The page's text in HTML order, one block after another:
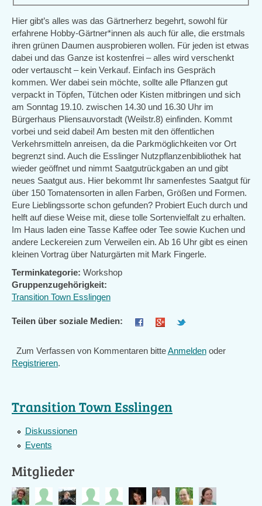
Hier gibt’s alles was das Gärtnerherz begehrt, sowohl für
erfahrene Hobby-Gärtner*innen als auch für alle, die erstmals
ihren grünen Daumen ausprobieren wollen. Für jeden ist etwas
dabei und das Ganze ist kostenfrei – alles wird verschenkt
oder vertauscht – kein Verkauf. Einfach ins Gespräch
kommen. Wer dabei sein möchte, sollte alle Pflanzen gut
verpackt in Töpfen, Tütchen oder Kisten mitbringen und sich
am Sonntag 19.10. zwischen 14.30 und 16.30 Uhr im
Bürgerhaus Pliensauvorstadt (Weilstr.8) einfinden. Kommt
vorbei und seid dabei! Am besten mit den öffentlichen
Verkehrsmitteln anreisen, da die Parkmöglichkeiten vor Ort
begrenzt sind. Auch die Esslinger Nutzpflanzenbibliothek hat
wieder geöffnet und nimmt Saatgutrückgaben an und gibt
neues Saatgut aus. Hier bekommt Ihr samenfestes Saatgut für
über 150 Tomatensorten in allen Farben, Größen und Formen.
Eure Lieblingssorte schon gefunden? Probiert Euch durch und
helft auf diese Weise mit, diese tolle Sortenvielfalt zu erhalten.
Im Haus laden eine Tasse Kaffee oder Tee sowie Kuchen und
andere Leckereien zum Verweilen ein. Ab 16 Uhr gibt es einen
kleinen Vortrag über Naturgärten mit Mark Fingerle.
Terminkategorie: Workshop
Gruppenzugehörigkeit:
Transition Town Esslingen
Teilen über soziale Medien:
Zum Verfassen von Kommentaren bitteAnmeldenoder
Registrieren.
Transition Town Esslingen
Diskussionen
Events
Mitglieder